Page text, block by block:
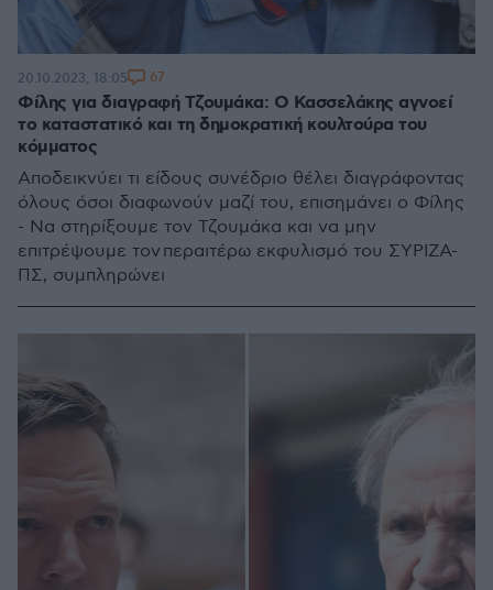
Φίλης για διαγραφή Τζουμάκα: Ο Κασσελάκης αγνοεί
το καταστατικό και τη δημοκρατική κουλτούρα του
κόμματος
Αποδεικνύει τι είδους συνέδριο θέλει διαγράφοντας
όλους όσοι διαφωνούν μαζί του, επισημάνει ο Φίλης
- Να στηρίξουμε τον Τζουμάκα και να μην
επιτρέψουμε τον περαιτέρω εκφυλισμό του ΣΥΡΙΖΑ-
ΠΣ, συμπληρώνει
20.10.2023, 18:05 67